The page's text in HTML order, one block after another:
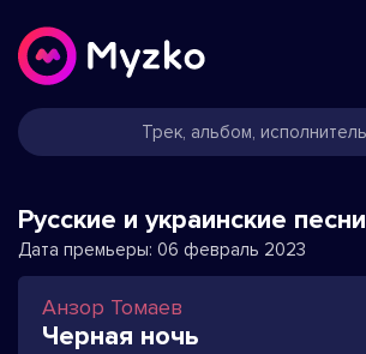
Русские и украинские песни
Дата премьеры: 06 февраль 2023
Анзор Томаев
Черная ночь